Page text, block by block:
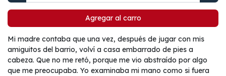
Agregar al carro
Mi madre contaba que una vez, después de jugar con mis
amiguitos del barrio, volví a casa embarrado de pies a
cabeza. Que no me retó, porque me vio abstraído por algo
que me preocupaba. Yo examinaba mi mano como si fuera